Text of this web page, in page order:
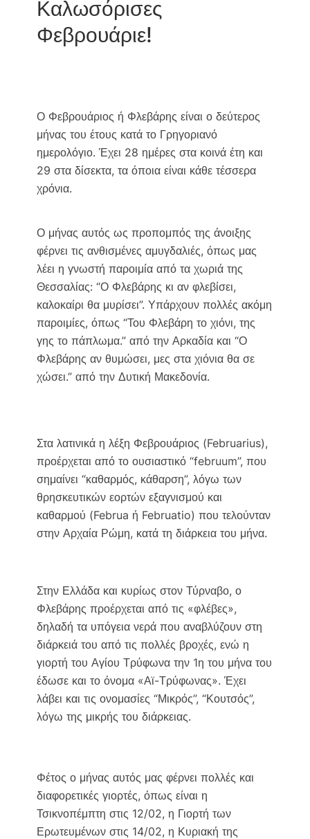
k
k
Καλωσόρισες
Φεβρουάριε!
Ο Φεβρουάριος ή Φλεβάρης είναι ο δεύτερος
μήνας του έτους κατά το Γρηγοριανό
ημερολόγιο. Έχει 28 ημέρες στα κοινά έτη και
29 στα δίσεκτα, τα όποια είναι κάθε τέσσερα
χρόνια.
Ο μήνας αυτός ως προπομπός της άνοιξης
φέρνει τις ανθισμένες αμυγδαλιές, όπως μας
λέει η γνωστή παροιμία από τα χωριά της
Θεσσαλίας: “Ο Φλεβάρης κι αν φλεβίσει,
καλοκαίρι θα μυρίσει”. Υπάρχουν πολλές ακόμη
παροιμίες, όπως “Του Φλεβάρη το χιόνι, της
γης το πάπλωμα.” από την Αρκαδία και “Ο
Φλεβάρης αν θυμώσει, μες στα χιόνια θα σε
χώσει.” από την Δυτική Μακεδονία.
Στα λατινικά η λέξη Φεβρουάριος (Februarius),
προέρχεται από το ουσιαστικό “februum”, που
σημαίνει “καθαρμός, κάθαρση”, λόγω των
θρησκευτικών εορτών εξαγνισμού και
καθαρμού (Februa ή Februatio) που τελούνταν
στην Αρχαία Ρώμη, κατά τη διάρκεια του μήνα.
Στην Ελλάδα και κυρίως στον Τύρναβο, ο
Φλεβάρης προέρχεται από τις «φλέβες»,
δηλαδή τα υπόγεια νερά που αναβλύζουν στη
διάρκειά του από τις πολλές βροχές, ενώ η
γιορτή του Αγίου Τρύφωνα την 1η του μήνα του
έδωσε και το όνομα «Αϊ-Τρύφωνας». Έχει
λάβει και τις ονομασίες “Μικρός”, “Κουτσός”,
λόγω της μικρής του διάρκειας.
Φέτος ο μήνας αυτός μας φέρνει πολλές και
διαφορετικές γιορτές, όπως είναι η
Τσικνοπέμπτη στις 12/02, η Γιορτή των
Ερωτευμένων στις 14/02, η Κυριακή της